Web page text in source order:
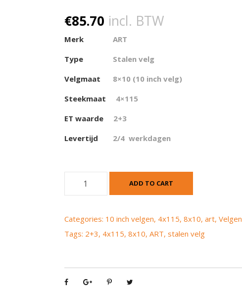
€85.70 incl. BTW
Merk
ART
Type
Stalen velg
Velgmaat
8×10 (10 inch velg)
Steekmaat
4×115
ET waarde
2+3
Levertijd
2/4 werkdagen
8
1
x
ADD TO CART
Categories: 10 inch velgen, 4x115,8x10,art,Velgen
Tags: 2+3, 4x115,8x10,ART,stalen velg